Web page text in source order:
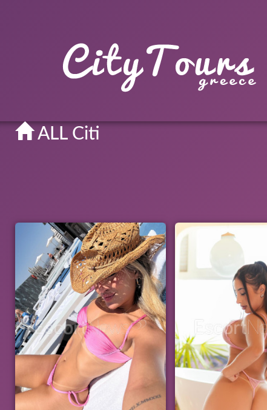
ALL Citi